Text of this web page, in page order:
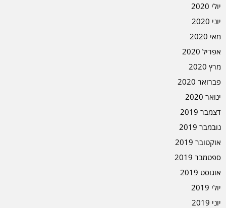
יולי 2020
יוני 2020
מאי 2020
אפריל 2020
מרץ 2020
פברואר 2020
ינואר 2020
דצמבר 2019
נובמבר 2019
אוקטובר 2019
ספטמבר 2019
אוגוסט 2019
יולי 2019
יוני 2019